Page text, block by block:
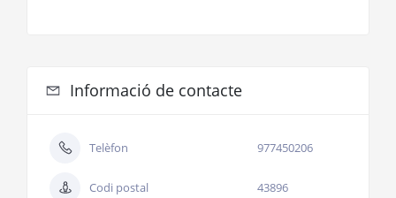
Informació de contacte
Telèfon 977450206
Codi postal 43896